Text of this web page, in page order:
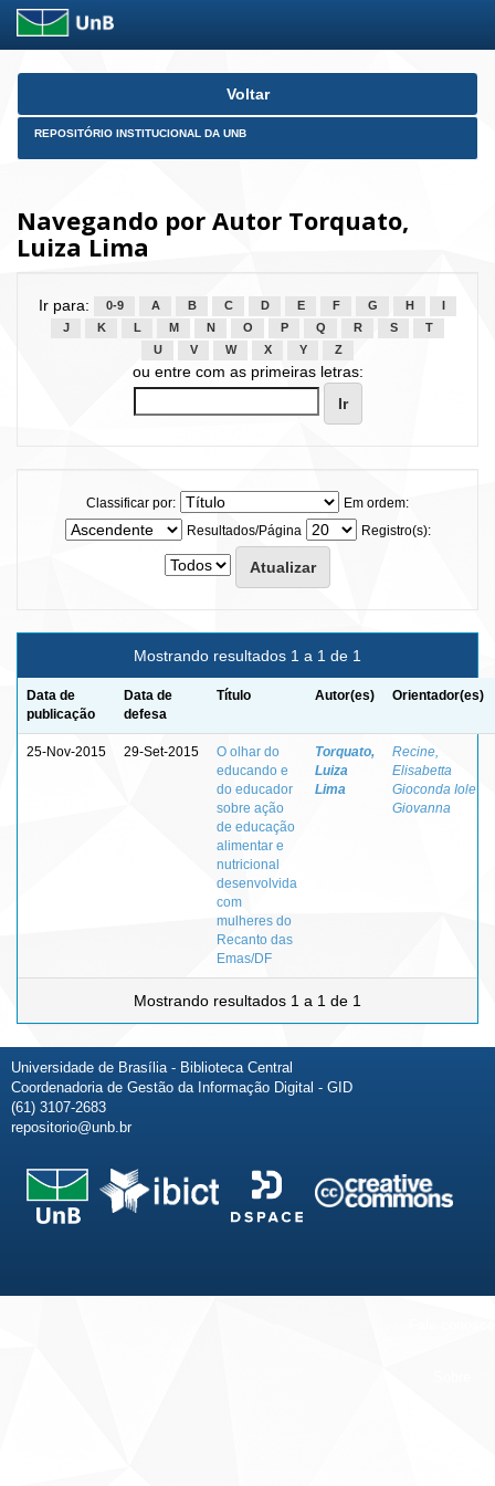
Skip
Voltar
REPOSITÓRIO INSTITUCIONAL DA UNB
Navegando por Autor Torquato,
Luiza Lima
Ir para: 0-9 A B C D E F G H
J
K L M N O P Q R S
T
U
V W X Y Z
ou entre com as primeiras letras:
Classificar por:
Em ordem:
Resultados/Página
Registro(s):
Mostrando resultados 1 a 1 de 1
Data de
publicação
Data de
defesa
Título Autor(es) Orientador(es)
25-Nov-2015 29-Set-2015
O olhar do
educando e
do educador
sobre ação
de educação
alimentar e
nutricional
desenvolvida
com
mulheres do
Recanto das
Emas/DF
Torquato,
Luiza
Lima
Recine,
Elisabetta
Gioconda Iole
Giovanna
Mostrando resultados 1 a 1 de 1
Universidade de Brasília - Biblioteca Central
Coordenadoria de Gestão da Informação Digital - GID
(61) 3107-2683
repositorio@unb.br